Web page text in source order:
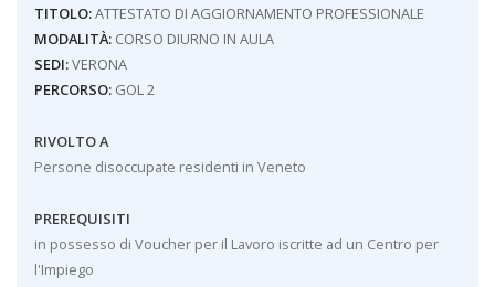
TITOLO:ATTESTATO DI AGGIORNAMENTO PROFESSIONALE
MODALITÀ:CORSO DIURNO IN AULA
SEDI:VERONA
PERCORSO:GOL 2
RIVOLTO A
Persone disoccupate residenti in Veneto
PREREQUISITI
in possesso di Voucher per il Lavoro iscritte ad un Centro per
l'Impiego